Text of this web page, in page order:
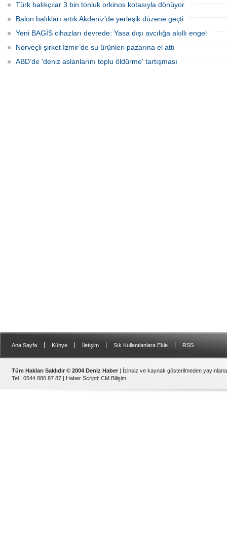
Türk balıkçılar 3 bin tonluk orkinos kotasıyla dönüyor
Balon balıkları artık Akdeniz'de yerleşik düzene geçti
Yeni BAGİS cihazları devrede: Yasa dışı avcılığa akıllı engel
Norveçli şirket İzmir’de su ürünleri pazarına el attı
ABD’de 'deniz aslanlarını toplu öldürme' tartışması
Ana Sayfa Künye İletişim Sık Kullanılanlara Ekle RSS
Tüm Hakları Saklıdır © 2004 Deniz Haber | İzinsiz ve kaynak gösterilmeden
Tel : 0544 880 87 87 | Haber Scripti: CM Bilişim